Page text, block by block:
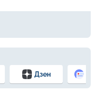
Дзен